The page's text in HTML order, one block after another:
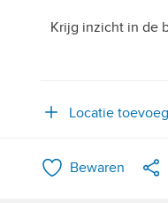
Krijg inzicht in de
Locatie
Bewaren